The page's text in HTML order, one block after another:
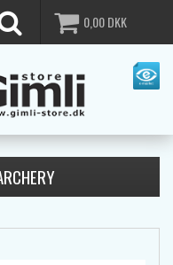
0,00DKK